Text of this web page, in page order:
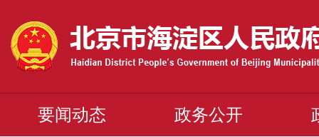
要闻动态 政务公开